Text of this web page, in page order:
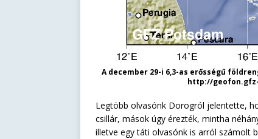
A december 29-i 6,3-as erősségű
http://
Legtöbb olvasónk Dorogról jelentette,
csillár, mások úgy érezték, mintha
illetve egy táti olvasónk is arról számolt